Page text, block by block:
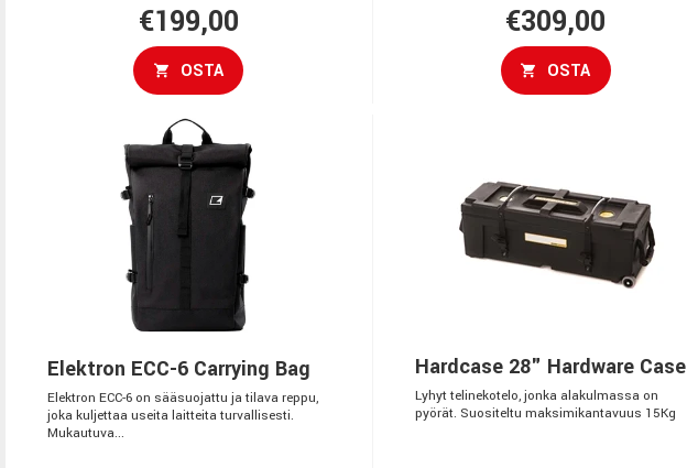
€199,00
OSTA
€309,00
OSTA
Elektron ECC-6 Carrying Bag
Elektron ECC-6 on sääsuojattu ja tilava reppu,
joka kuljettaa useita laitteita turvallisesti.
Mukautuva...
Hardcase 28" Hardware Case
Lyhyt telinekotelo, jonka alakulmassa on
pyörät. Suositeltu maksimikantavuus 15Kg